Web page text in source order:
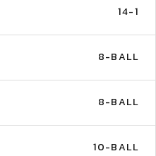
14-1
8-BALL
8-BALL
10-BALL